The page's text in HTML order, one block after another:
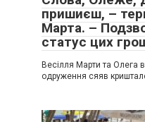
пришиєш, –
Марта. –
статус цих
Весілля Марти та Олега
одруження сяяв